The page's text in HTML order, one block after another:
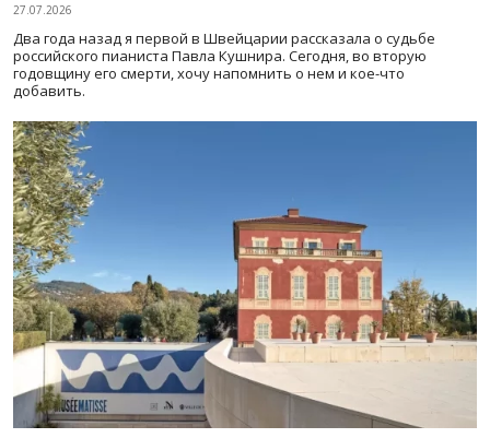
27.07.2026
Два года назад я первой в Швейцарии рассказала о судьбе
российского пианиста Павла Кушнира. Сегодня, во вторую
годовщину его смерти, хочу напомнить о нем и кое-что
добавить.